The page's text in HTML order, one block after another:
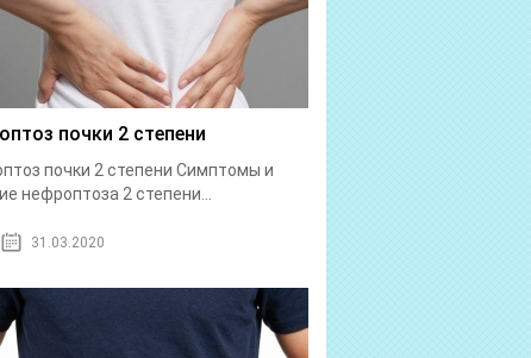
почки 2 степени
почки 2 степени Симптомы и
нефроптоза 2 степени...
31.03.2020